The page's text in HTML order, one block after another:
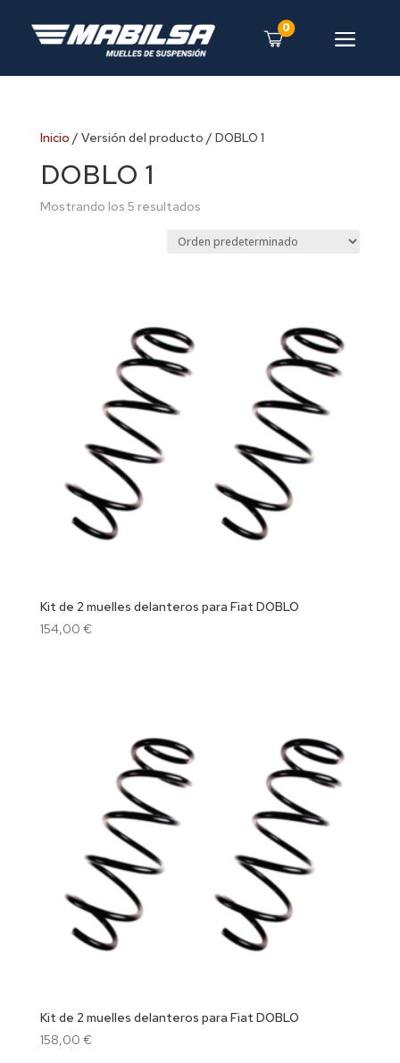
0 a
Inicio / Versión del producto / DOBLO 1
DOBLO 1
Mostrando los 5 resultados
Kit de 2 muelles delanteros para Fiat DOBLO
154,00 €
Kit de 2 muelles delanteros para Fiat DOBLO
158,00 €